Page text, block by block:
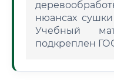
нюансах
Учебный
подкреплен